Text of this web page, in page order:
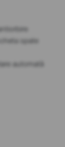
spate
automată